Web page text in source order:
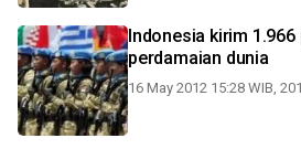
Indonesia kirim
perdamaian dunia
16 May 2012 15:28 WIB,